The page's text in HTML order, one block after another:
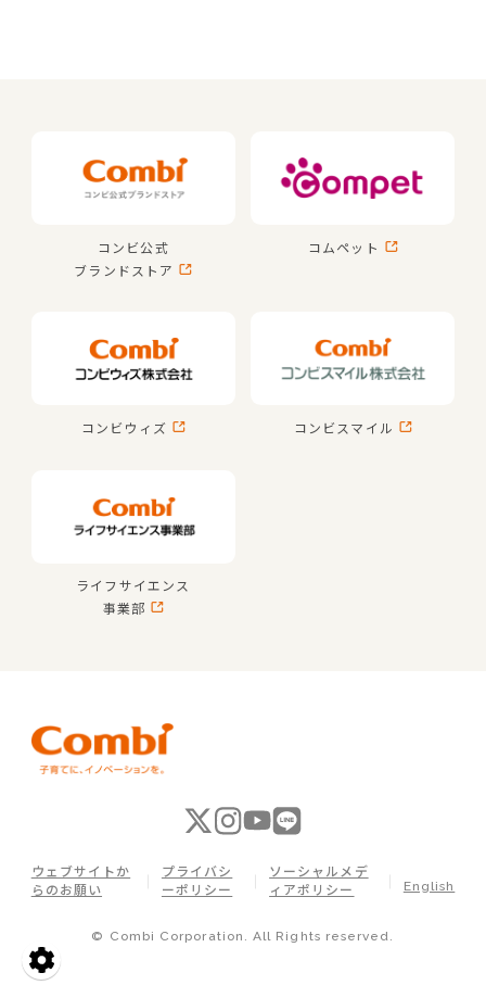
コンビ公式
ブランドストア
コムペット
コンビウィズ コンビスマイル
ライフサイエンス
事業部
© Combi Corporation. All Rights reserved.
ウェブサイトか
らのお願い
プライバシ
ーポリシー
ソーシャルメデ
ィアポリシー
English